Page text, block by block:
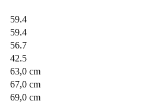
59.4
59.4
56.7
42.5
63,0 cm
67,0 cm
69,0 cm